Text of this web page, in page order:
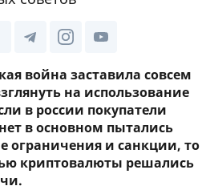
война заставила совсем
на использование
в россии покупатели
в основном пытались
ограничения и санкции, то
криптовалюты решались